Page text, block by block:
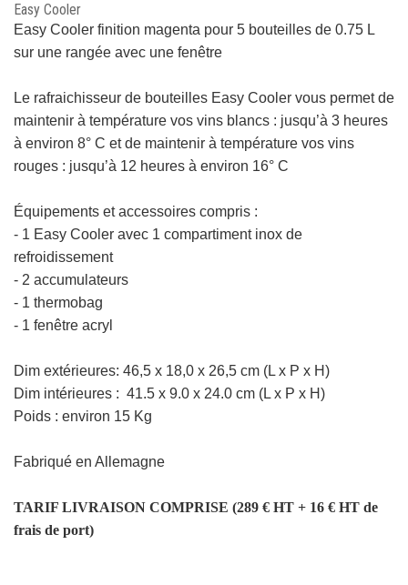
Easy Cooler
Easy Cooler finition magenta pour 5 bouteilles de 0.75 L
sur une rangée avec une fenêtre
Le rafraichisseur de bouteilles Easy Cooler vous permet de
maintenir à température vos vins blancs : jusqu’à 3 heures
à environ 8° C et de maintenir à température vos vins
rouges : jusqu’à 12 heures à environ 16° C
Équipements et accessoires compris :
- 1 Easy Cooler avec 1 compartiment inox de
refroidissement
- 2 accumulateurs
- 1 thermobag
- 1 fenêtre acryl
Dim extérieures: 46,5 x 18,0 x 26,5 cm (L x P x H)
Dim intérieures : 41.5 x 9.0 x 24.0 cm (L x P x H)
Poids : environ 15 Kg
Fabriqué en Allemagne
TARIF LIVRAISON COMPRISE (289 € HT + 16 € HT de
frais de port)